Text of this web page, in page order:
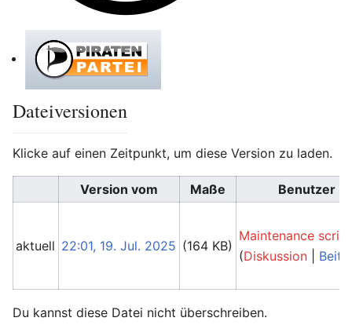
Dateiversionen
Klicke auf einen Zeitpunkt, um diese Version zu laden.
Version vom Maße Benutzer
aktuell 22:01, 19. Jul. 2025 (164 KB)
Maintenance script
(Diskussion
Du kannst diese Datei nicht überschreiben.